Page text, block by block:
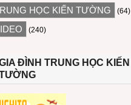
HỌC KIẾN TƯỜNG (64)
(240)
ĐÌNH TRUNG HỌC KIẾN